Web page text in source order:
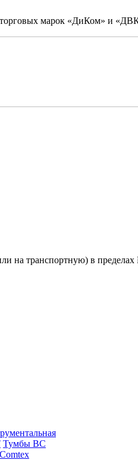
марок «ДиКом» и
на транспортную) в
Тумбы ВС